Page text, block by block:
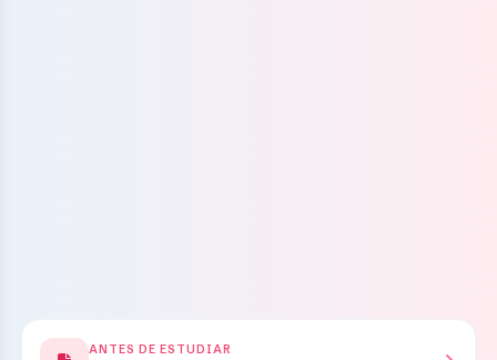
ANTES DE ESTUDIAR